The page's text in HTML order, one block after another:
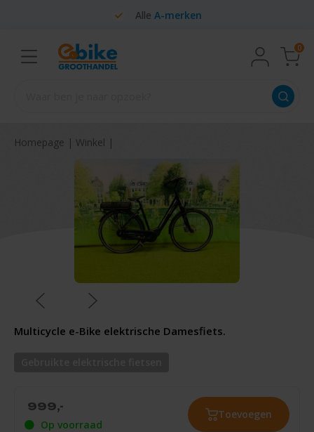
Alle A-merken
0
Homepage | Winkel |
Multicycle e-Bike elektrische Damesfiets.
999,-
Op voorraad
Toevoegen